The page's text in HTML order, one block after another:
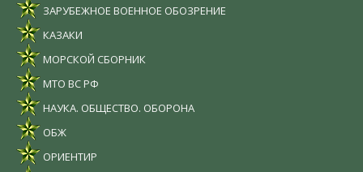
ЗАРУБЕЖНОЕ ВОЕННОЕ ОБОЗРЕНИЕ
КАЗАКИ
МОРСКОЙ СБОРНИК
МТО ВС РФ
НАУКА. ОБЩЕСТВО. ОБОРОНА
ОБЖ
ОРИЕНТИР